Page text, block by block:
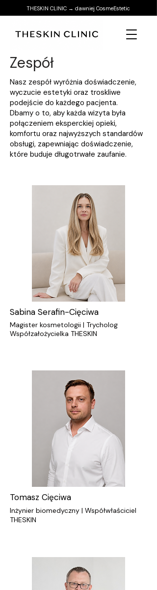
THESKIN CLINIC → dawniej CosmeEstetic
Zespół
Nasz zespół wyróżnia doświadczenie,
wyczucie estetyki oraz troskliwe
podejście do każdego pacjenta.
Dbamy o to, aby każda wizyta była
połączeniem eksperckiej opieki,
komfortu oraz najwyższych standardów
obsługi, zapewniając doświadczenie,
które buduje długotrwałe zaufanie.
Sabina Serafin-Cięciwa
Magister kosmetologii | Trycholog
Współzałożycielka THESKIN
Tomasz Cięciwa
Inżynier biomedyczny | Współwłaściciel
THESKIN